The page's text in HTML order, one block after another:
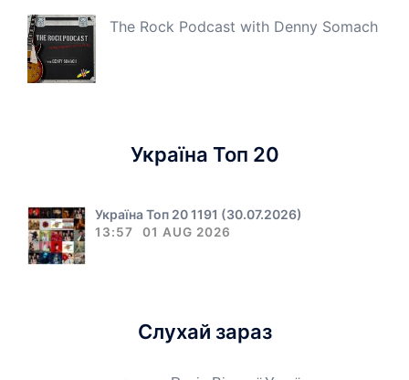
The Rock Podcast with Denny Somach
Україна Топ 20
Україна Топ 20 1191 (30.07.2026)
13:57 01 AUG 2026
Слухай зараз